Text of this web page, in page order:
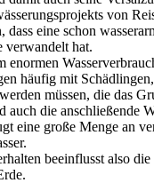
von
eine schon
verwandelt hat.
enormen
häufig mit
müssen, die das
auch die anschließende
eine große Menge an
beeinflusst also